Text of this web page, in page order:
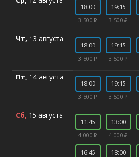
18:00
3 500 ₽
19:15
3 500 ₽
Чт, 13 августа
18:00
3 500 ₽
19:15
3 500 ₽
Пт, 14 августа
18:00
3 500 ₽
19:15
3 500 ₽
Сб, 15 августа
11:45
4 000 ₽
13:00
4 000 ₽
16:45 18:00